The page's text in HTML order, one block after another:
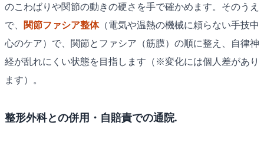
のこわばりや関節の動きの硬さを手で確かめます。そのうえ
で、
関節ファシア整体（電気や温熱の機械に頼らない手技中
心のケア）で、関節とファシア（筋膜）の順に整え、自律神
経が乱れにくい状態を目指します（※変化には個人差があり
ます）。
整形外科との併用・自賠責での通院.